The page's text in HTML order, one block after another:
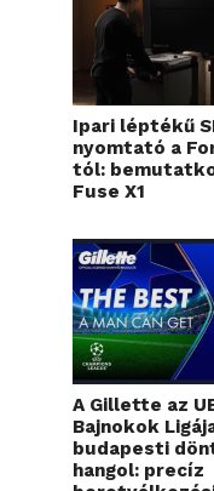
Ipari léptékű
nyomtató a
tól:
Fuse X1
A Gillette az
Bajnokok
budapesti
hangol: precíz